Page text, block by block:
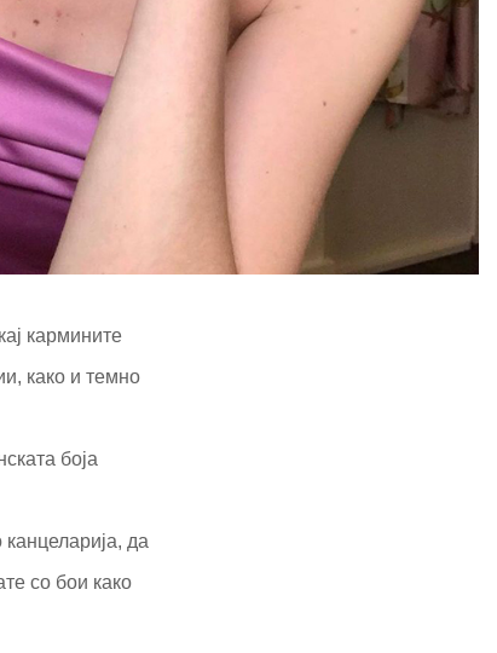
кармините
како и темно
боја
да
со бои како